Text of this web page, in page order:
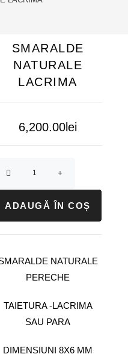
SMARALDE
NATURALE
LACRIMA
6,200.00lei
ADAUGĂ ÎN COȘ
NATURALE
PERECHE
TAIETURA -LACRIMA
SAU PARA
DIMENSIUNI 8X6 MM